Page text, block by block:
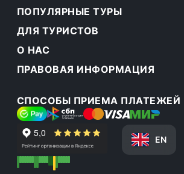
ПОПУЛЯРНЫЕ ТУРЫ
ДЛЯ ТУРИСТОВ
О НАС
ПРАВОВАЯ ИНФОРМАЦИЯ
СПОСОБЫ ПРИЕМА ПЛАТЕЖЕЙ
EN